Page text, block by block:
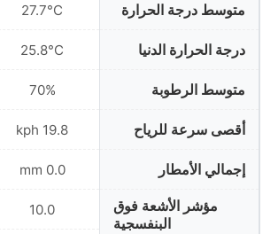
متوسط درجة الحرارة
درجة الحرارة الدنيا
متوسط الرطوبة
أقصى سرعة للرياح
إجمالي الأمطار
مؤشر الأشعة فوق
البنفسجية
27.7°C
25.8°C
70%
19.8 kph
0.0 mm
10.0